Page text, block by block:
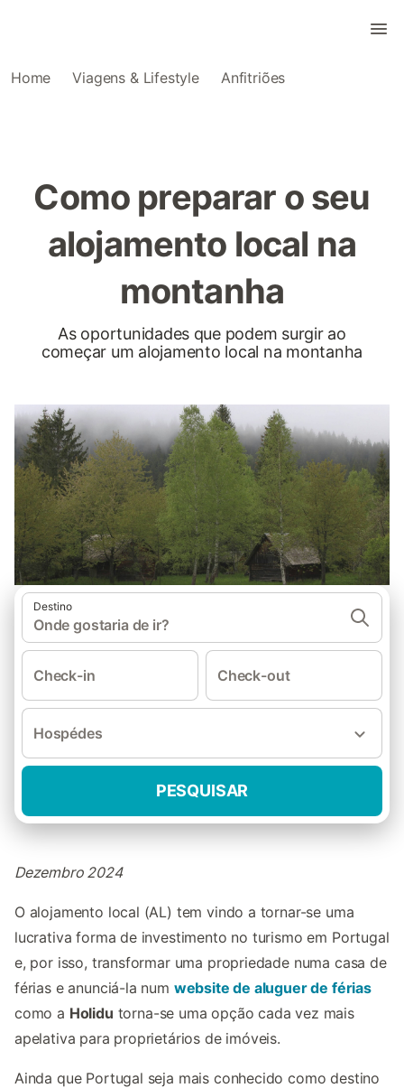
Home Viagens & Lifestyle Anfitriões
Como preparar o seu
alojamento local na
montanha
As oportunidades que podem surgir ao
começar um alojamento local na montanha
Destino
Onde gostaria de ir?
Check-in Check-out
Hospédes
PESQUISAR
Dezembro 2024
O alojamento local (AL) tem vindo a tornar-se uma
lucrativa forma de investimento no turismo em Portugal
e, por isso, transformar uma propriedade numa casa de
férias e anunciá-la num website de aluguer de férias
como a Holidu torna-se uma opção cada vez mais
apelativa para proprietários de imóveis.
Ainda que Portugal seja mais conhecido como destino